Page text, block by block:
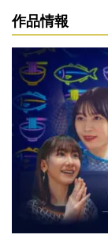
作品情報